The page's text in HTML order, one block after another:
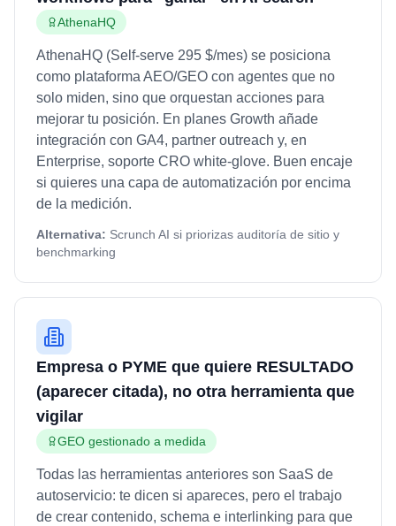
AthenaHQ
AthenaHQ (Self-serve 295 $/mes) se posiciona
como plataforma AEO/GEO con agentes que no
solo miden, sino que orquestan acciones para
mejorar tu posición. En planes Growth añade
integración con GA4, partner outreach y, en
Enterprise, soporte CRO white-glove. Buen encaje
si quieres una capa de automatización por encima
de la medición.
Alternativa: Scrunch AI si priorizas auditoría de sitio y
benchmarking
Empresa o PYME que quiere RESULTADO
(aparecer citada), no otra herramienta que
vigilar
GEO gestionado a medida
Todas las herramientas anteriores son SaaS de
autoservicio: te dicen si apareces, pero el trabajo
de crear contenido, schema e interlinking para que